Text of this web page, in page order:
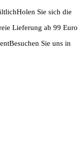
Holen Sie sich die
Lieferung ab 99 Euro
Besuchen Sie uns in